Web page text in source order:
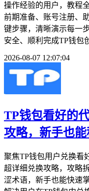
操作经验的用户，教程
前期准备、账号注册、
键步骤，清晰演示每一
安全、顺利完成TP钱包
2026-08-07 12:07:04
TP钱包看好的
攻略，新手也
聚焦TP钱包用户兑换看
超详细兑换攻略，攻略
涩术语，新手也能快速